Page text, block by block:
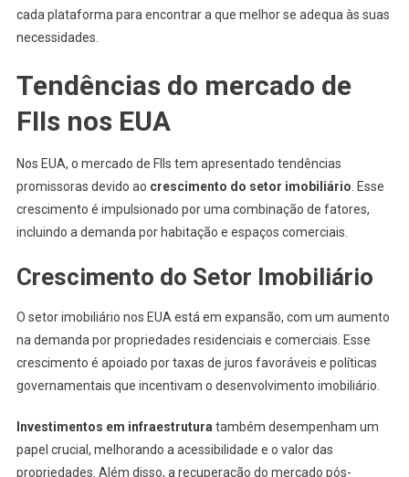
cada plataforma para encontrar a que melhor se adequa às suas
necessidades.
Tendências do mercado de
FIIs nos EUA
Nos EUA, o mercado de FIIs tem apresentado tendências
promissoras devido ao crescimento do setor imobiliário . Esse
crescimento é impulsionado por uma combinação de fatores,
incluindo a demanda por habitação e espaços comerciais.
Crescimento do Setor Imobiliário
O setor imobiliário nos EUA está em expansão, com um aumento
na demanda por propriedades residenciais e comerciais. Esse
crescimento é apoiado por taxas de juros favoráveis e políticas
governamentais que incentivam o desenvolvimento imobiliário.
Investimentos em infraestrutura também desempenham um
papel crucial, melhorando a acessibilidade e o valor das
propriedades. Além disso, a recuperação do mercado pós-